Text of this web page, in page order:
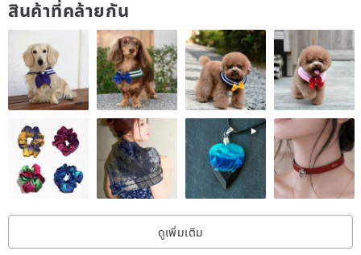
Font & Emoji Options
【Important Notice on Taiwan Orders】
According to the requirements of Taiwan Customs, recipients must
complete “EZ WAY” real-name authentication for receiving any
overseas parcel shipping to Taiwan. To smoothen and speed up
the custom clearing process, please ensure the order information
provided, including full Chinese name, phone number and
สินค้าที่คล้ายกัน
ดูเพิ่มเติม